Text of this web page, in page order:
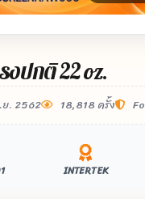
งปกติ 22 oz.
ย. 2562 18,818 ครั้ง
INTERTEK